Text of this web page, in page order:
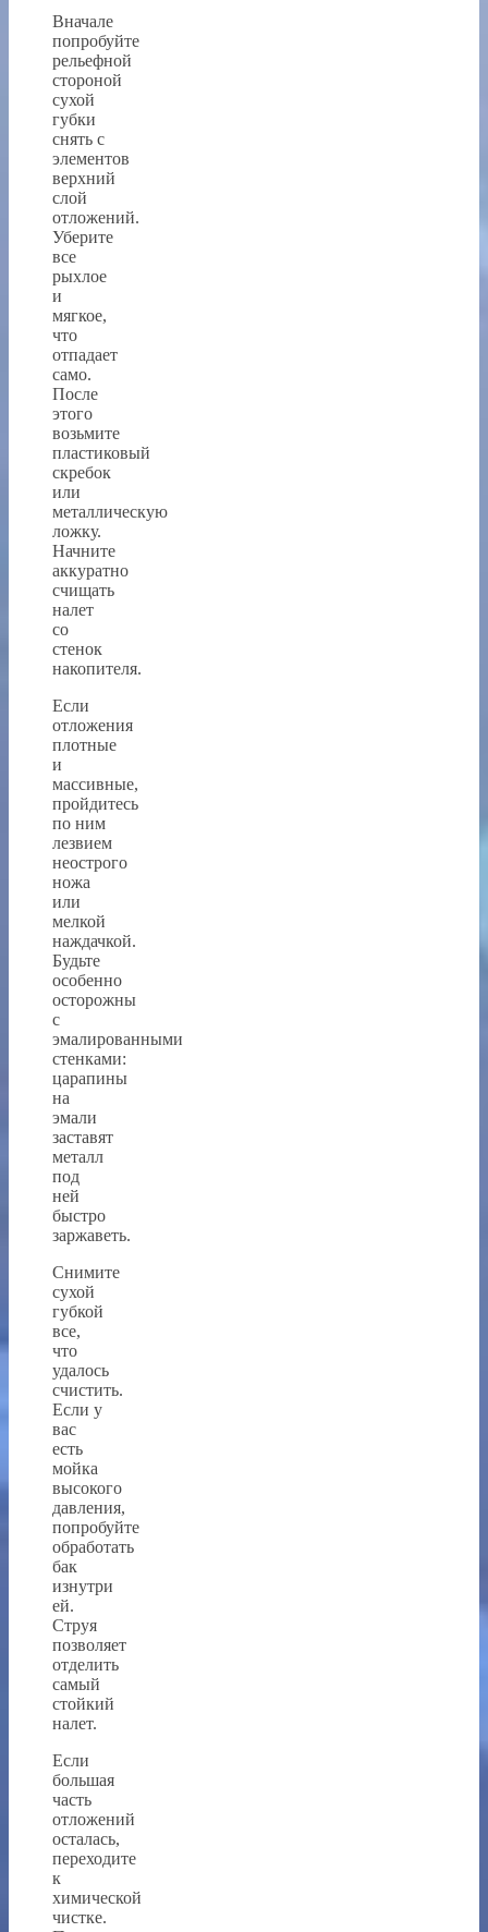
Вначале
попробуйте
рельефной
стороной
сухой
губки
снять с
элементов
верхний
слой
отложений.
Уберите
все
рыхлое
и
мягкое,
что
отпадает
само.
После
этого
возьмите
пластиковый
скребок
или
металлическую
ложку.
Начните
аккуратно
счищать
налет
со
стенок
накопителя.
Если
отложения
плотные
и
массивные,
пройдитесь
по ним
лезвием
неострого
ножа
или
мелкой
наждачкой.
Будьте
особенно
осторожны
с
эмалированными
стенками:
царапины
на
эмали
заставят
металл
под
ней
быстро
заржаветь.
Снимите
сухой
губкой
все,
что
удалось
счистить.
Если у
вас
есть
мойка
высокого
давления,
попробуйте
обработать
бак
изнутри
ей.
Струя
позволяет
отделить
самый
стойкий
налет.
Если
большая
часть
отложений
осталась,
переходите
к
химической
чистке.